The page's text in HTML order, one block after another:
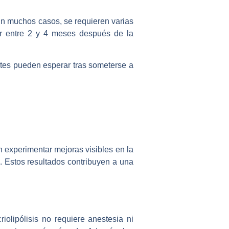
muchos casos, se requieren varias
entre 2 y 4 meses después de la
pueden esperar tras someterse a
mejoras visibles en la
resultados contribuyen a una
no requiere anestesia ni